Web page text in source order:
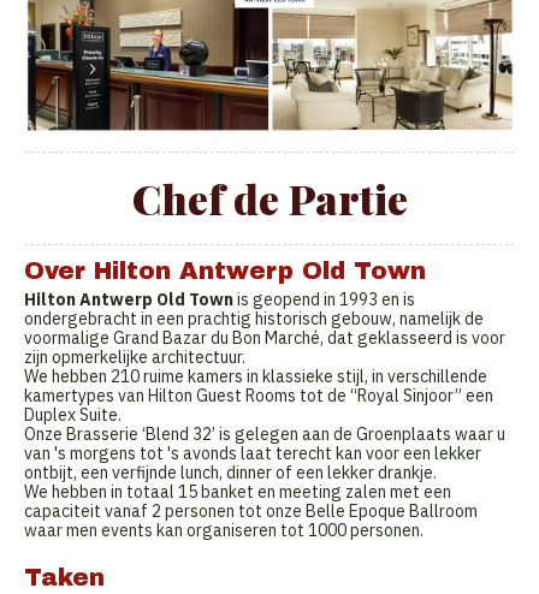
Chef de Partie
Over Hilton Antwerp Old Town
Hilton Antwerp Old Townis geopend in 1993 en is
ondergebracht in een prachtig historisch gebouw, namelijk de
voormalige Grand Bazar du Bon Marché, dat geklasseerd is voor
zijn opmerkelijke architectuur.
We hebben 210 ruime kamers in klassieke stijl, in verschillende
kamertypes van Hilton Guest Rooms tot de “Royal Sinjoor” een
Duplex Suite.
Onze Brasserie ‘Blend 32’ is gelegen aan de Groenplaats waar u
van 's morgens tot 's avonds laat terecht kan voor een lekker
ontbijt, een verfijnde lunch, dinner of een lekker drankje.
We hebben in totaal 15 banket en meeting zalen met een
capaciteit vanaf 2 personen tot onze Belle Epoque Ballroom
waar men events kan organiseren tot 1000 personen.
Taken